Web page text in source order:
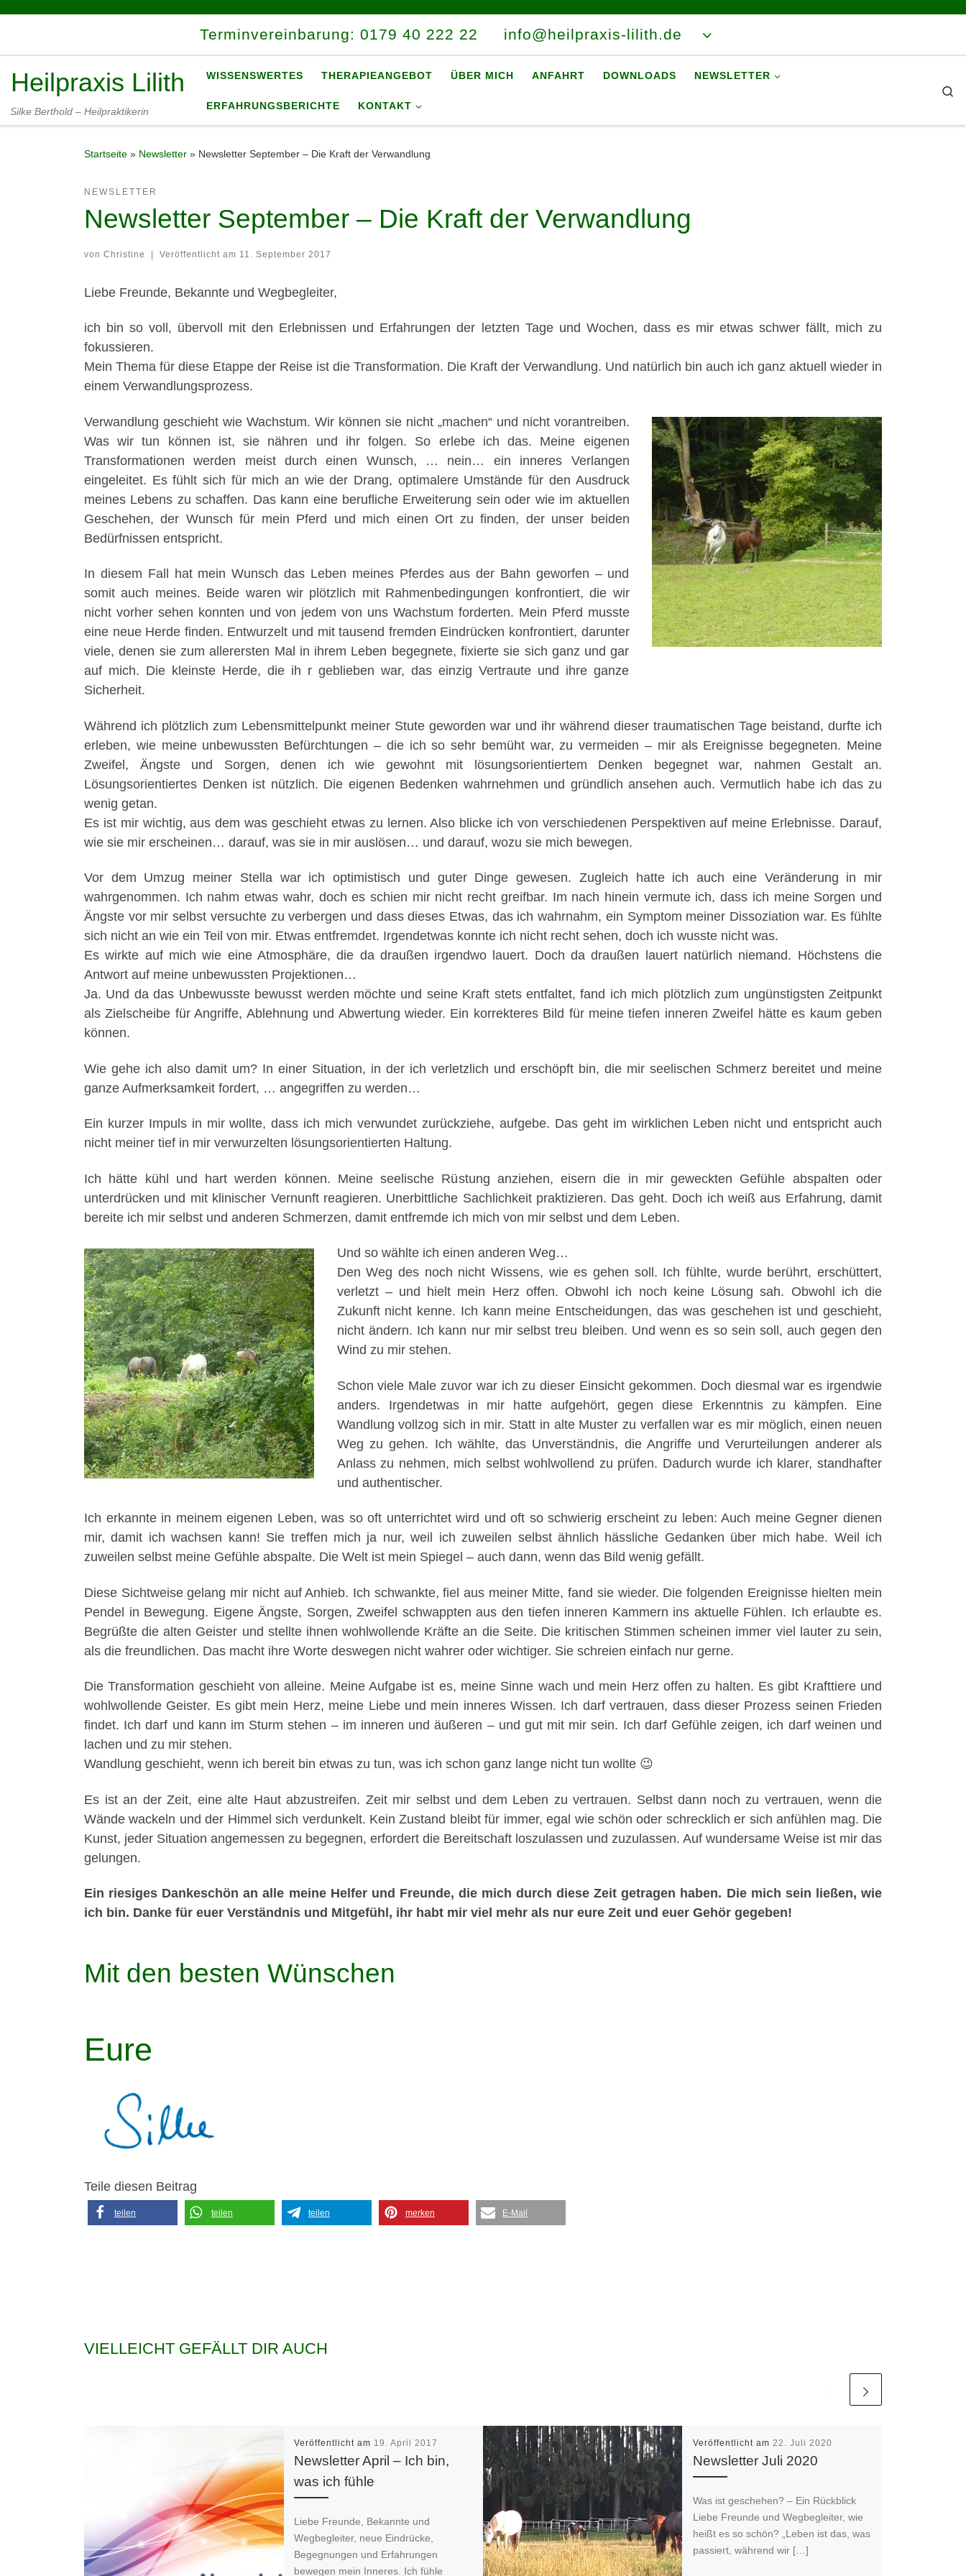
Terminvereinbarung: 0179 40 222 22 info@heilpraxis-lilith.de
Heilpraxis Lilith
Silke Berthold – Heilpraktikerin
WISSENSWERTES THERAPIEANGEBOT ÜBER MICH ANFAHRT DOWNLOADS NEWSLETTER
ERFAHRUNGSBERICHTE KONTAKT
Startseite » Newsletter » Newsletter September – Die Kraft der Verwandlung
NEWSLETTER
Newsletter September – Die Kraft der Verwandlung
von Christine | Veröffentlicht am 11. September 2017
Liebe Freunde, Bekannte und Wegbegleiter,
ich bin so voll, übervoll mit den Erlebnissen und Erfahrungen der letzten Tage und Wochen, dass es mir etwas schwer fällt, mich zu
fokussieren.
Mein Thema für diese Etappe der Reise ist die Transformation. Die Kraft der Verwandlung. Und natürlich bin auch ich ganz aktuell wieder in
einem Verwandlungsprozess.
Verwandlung geschieht wie Wachstum. Wir können sie nicht „machen“ und nicht vorantreiben.
Was wir tun können ist, sie nähren und ihr folgen. So erlebe ich das. Meine eigenen
Transformationen werden meist durch einen Wunsch, … nein… ein inneres Verlangen
eingeleitet. Es fühlt sich für mich an wie der Drang, optimalere Umstände für den Ausdruck
meines Lebens zu schaffen. Das kann eine berufliche Erweiterung sein oder wie im aktuellen
Geschehen, der Wunsch für mein Pferd und mich einen Ort zu finden, der unser beiden
Bedürfnissen entspricht.
In diesem Fall hat mein Wunsch das Leben meines Pferdes aus der Bahn geworfen – und
somit auch meines. Beide waren wir plötzlich mit Rahmenbedingungen konfrontiert, die wir
nicht vorher sehen konnten und von jedem von uns Wachstum forderten. Mein Pferd musste
eine neue Herde finden. Entwurzelt und mit tausend fremden Eindrücken konfrontiert, darunter
viele, denen sie zum allerersten Mal in ihrem Leben begegnete, fixierte sie sich ganz und gar
auf mich. Die kleinste Herde, die ih r geblieben war, das einzig Vertraute und ihre ganze
Sicherheit.
Während ich plötzlich zum Lebensmittelpunkt meiner Stute geworden war und ihr während dieser traumatischen Tage beistand, durfte ich
erleben, wie meine unbewussten Befürchtungen – die ich so sehr bemüht war, zu vermeiden – mir als Ereignisse begegneten. Meine
Zweifel, Ängste und Sorgen, denen ich wie gewohnt mit lösungsorientiertem Denken begegnet war, nahmen Gestalt an.
Lösungsorientiertes Denken ist nützlich. Die eigenen Bedenken wahrnehmen und gründlich ansehen auch. Vermutlich habe ich das zu
wenig getan.
Es ist mir wichtig, aus dem was geschieht etwas zu lernen. Also blicke ich von verschiedenen Perspektiven auf meine Erlebnisse. Darauf,
wie sie mir erscheinen… darauf, was sie in mir auslösen… und darauf, wozu sie mich bewegen.
Vor dem Umzug meiner Stella war ich optimistisch und guter Dinge gewesen. Zugleich hatte ich auch eine Veränderung in mir
wahrgenommen. Ich nahm etwas wahr, doch es schien mir nicht recht greifbar. Im nach hinein vermute ich, dass ich meine Sorgen und
Ängste vor mir selbst versuchte zu verbergen und dass dieses Etwas, das ich wahrnahm, ein Symptom meiner Dissoziation war. Es fühlte
sich nicht an wie ein Teil von mir. Etwas entfremdet. Irgendetwas konnte ich nicht recht sehen, doch ich wusste nicht was.
Es wirkte auf mich wie eine Atmosphäre, die da draußen irgendwo lauert. Doch da draußen lauert natürlich niemand. Höchstens die
Antwort auf meine unbewussten Projektionen…
Ja. Und da das Unbewusste bewusst werden möchte und seine Kraft stets entfaltet, fand ich mich plötzlich zum ungünstigsten Zeitpunkt
als Zielscheibe für Angriffe, Ablehnung und Abwertung wieder. Ein korrekteres Bild für meine tiefen inneren Zweifel hätte es kaum geben
können.
Wie gehe ich also damit um? In einer Situation, in der ich verletzlich und erschöpft bin, die mir seelischen Schmerz bereitet und meine
ganze Aufmerksamkeit fordert, … angegriffen zu werden…
Ein kurzer Impuls in mir wollte, dass ich mich verwundet zurückziehe, aufgebe. Das geht im wirklichen Leben nicht und entspricht auch
nicht meiner tief in mir verwurzelten lösungsorientierten Haltung.
Ich hätte kühl und hart werden können. Meine seelische Rüstung anziehen, eisern die in mir geweckten Gefühle abspalten oder
unterdrücken und mit klinischer Vernunft reagieren. Unerbittliche Sachlichkeit praktizieren. Das geht. Doch ich weiß aus Erfahrung, damit
bereite ich mir selbst und anderen Schmerzen, damit entfremde ich mich von mir selbst und dem Leben.
Und so wählte ich einen anderen Weg…
Den Weg des noch nicht Wissens, wie es gehen soll. Ich fühlte, wurde berührt, erschüttert,
verletzt – und hielt mein Herz offen. Obwohl ich noch keine Lösung sah. Obwohl ich die
Zukunft nicht kenne. Ich kann meine Entscheidungen, das was geschehen ist und geschieht,
nicht ändern. Ich kann nur mir selbst treu bleiben. Und wenn es so sein soll, auch gegen den
Wind zu mir stehen.
Schon viele Male zuvor war ich zu dieser Einsicht gekommen. Doch diesmal war es irgendwie
anders. Irgendetwas in mir hatte aufgehört, gegen diese Erkenntnis zu kämpfen. Eine
Wandlung vollzog sich in mir. Statt in alte Muster zu verfallen war es mir möglich, einen neuen
Weg zu gehen. Ich wählte, das Unverständnis, die Angriffe und Verurteilungen anderer als
Anlass zu nehmen, mich selbst wohlwollend zu prüfen. Dadurch wurde ich klarer, standhafter
und authentischer.
Ich erkannte in meinem eigenen Leben, was so oft unterrichtet wird und oft so schwierig erscheint zu leben: Auch meine Gegner dienen
mir, damit ich wachsen kann! Sie treffen mich ja nur, weil ich zuweilen selbst ähnlich hässliche Gedanken über mich habe. Weil ich
zuweilen selbst meine Gefühle abspalte. Die Welt ist mein Spiegel – auch dann, wenn das Bild wenig gefällt.
Diese Sichtweise gelang mir nicht auf Anhieb. Ich schwankte, fiel aus meiner Mitte, fand sie wieder. Die folgenden Ereignisse hielten mein
Pendel in Bewegung. Eigene Ängste, Sorgen, Zweifel schwappten aus den tiefen inneren Kammern ins aktuelle Fühlen. Ich erlaubte es.
Begrüßte die alten Geister und stellte ihnen wohlwollende Kräfte an die Seite. Die kritischen Stimmen scheinen immer viel lauter zu sein,
als die freundlichen. Das macht ihre Worte deswegen nicht wahrer oder wichtiger. Sie schreien einfach nur gerne.
Die Transformation geschieht von alleine. Meine Aufgabe ist es, meine Sinne wach und mein Herz offen zu halten. Es gibt Krafttiere und
wohlwollende Geister. Es gibt mein Herz, meine Liebe und mein inneres Wissen. Ich darf vertrauen, dass dieser Prozess seinen Frieden
findet. Ich darf und kann im Sturm stehen – im inneren und äußeren – und gut mit mir sein. Ich darf Gefühle zeigen, ich darf weinen und
lachen und zu mir stehen.
Wandlung geschieht, wenn ich bereit bin etwas zu tun, was ich schon ganz lange nicht tun wollte 😉
Es ist an der Zeit, eine alte Haut abzustreifen. Zeit mir selbst und dem Leben zu vertrauen. Selbst dann noch zu vertrauen, wenn die
Wände wackeln und der Himmel sich verdunkelt. Kein Zustand bleibt für immer, egal wie schön oder schrecklich er sich anfühlen mag. Die
Kunst, jeder Situation angemessen zu begegnen, erfordert die Bereitschaft loszulassen und zuzulassen. Auf wundersame Weise ist mir das
gelungen.
Ein riesiges Dankeschön an alle meine Helfer und Freunde, die mich durch diese Zeit getragen haben. Die mich sein ließen, wie
ich bin. Danke für euer Verständnis und Mitgefühl, ihr habt mir viel mehr als nur eure Zeit und euer Gehör gegeben!
Mit den besten Wünschen
Eure
Teile diesen Beitrag
teilen teilen teilen merken E-Mail
VIELLEICHT GEFÄLLT DIR AUCH
Veröffentlicht am 19. April 2017
Newsletter April – Ich bin,
was ich fühle
Liebe Freunde, Bekannte und
Wegbegleiter, neue Eindrücke,
Begegnungen und Erfahrungen
bewegen mein Inneres. Ich fühle
Veröffentlicht am 22. Juli 2020
Newsletter Juli 2020
Was ist geschehen? – Ein Rückblick
Liebe Freunde und Wegbegleiter, wie
heißt es so schön? „Leben ist das, was
passiert, während wir […]